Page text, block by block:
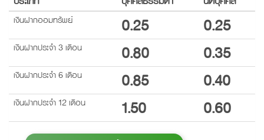
เงินฝากออมทรัพย์ 0.25 0.25
เงินฝากประจำ 3 เดือน 0.80 0.35
เงินฝากประจำ 6 เดือน 0.85 0.40
เงินฝากประจำ 12 เดือน 1.50 0.60